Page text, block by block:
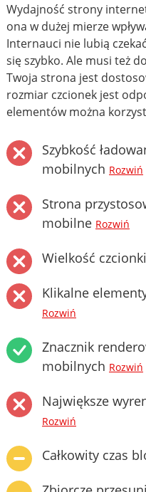
Wydajność strony
ona w dużej mierze
Internauci nie lubią
się szybko. Ale musi też
Twoja strona jest
rozmiar czcionek jest
elementów można
Szybkość
mobilnych Rozwiń
Strona
mobilne Rozwiń
Wielkość czcionki
Klikalne
Rozwiń
Znacznik
mobilnych Rozwiń
Największe
Rozwiń
Całkowity czas